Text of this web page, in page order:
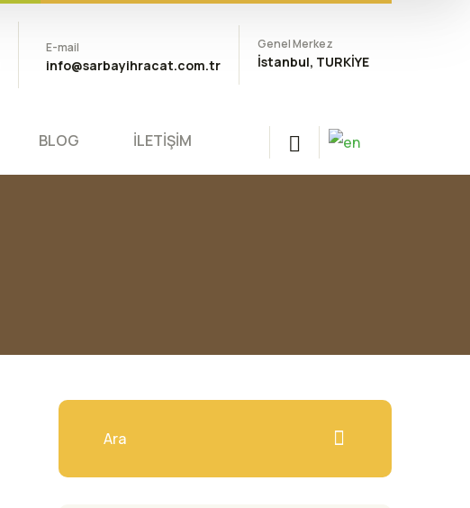
E-mail
info@sarbayihracat.com.tr
Genel Merkez
İstanbul, TURKİYE
BLOG İLETİŞİM